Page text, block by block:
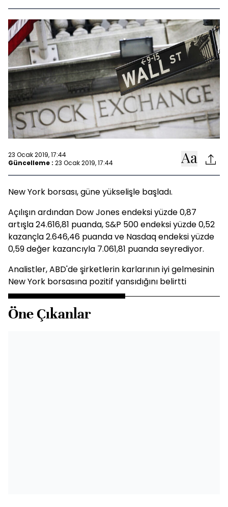
23 Ocak 2019, 17:44
Güncelleme : 23 Ocak 2019, 17:44
New York borsası, güne yükselişle başladı.
Açılışın ardından Dow Jones endeksi yüzde 0,87
artışla 24.616,81 puanda, S&P 500 endeksi yüzde 0,52
kazançla 2.646,46 puanda ve Nasdaq endeksi yüzde
0,59 değer kazancıyla 7.061,81 puanda seyrediyor.
Analistler, ABD'de şirketlerin karlarının iyi gelmesinin
New York borsasına pozitif yansıdığını belirtti
Öne Çıkanlar